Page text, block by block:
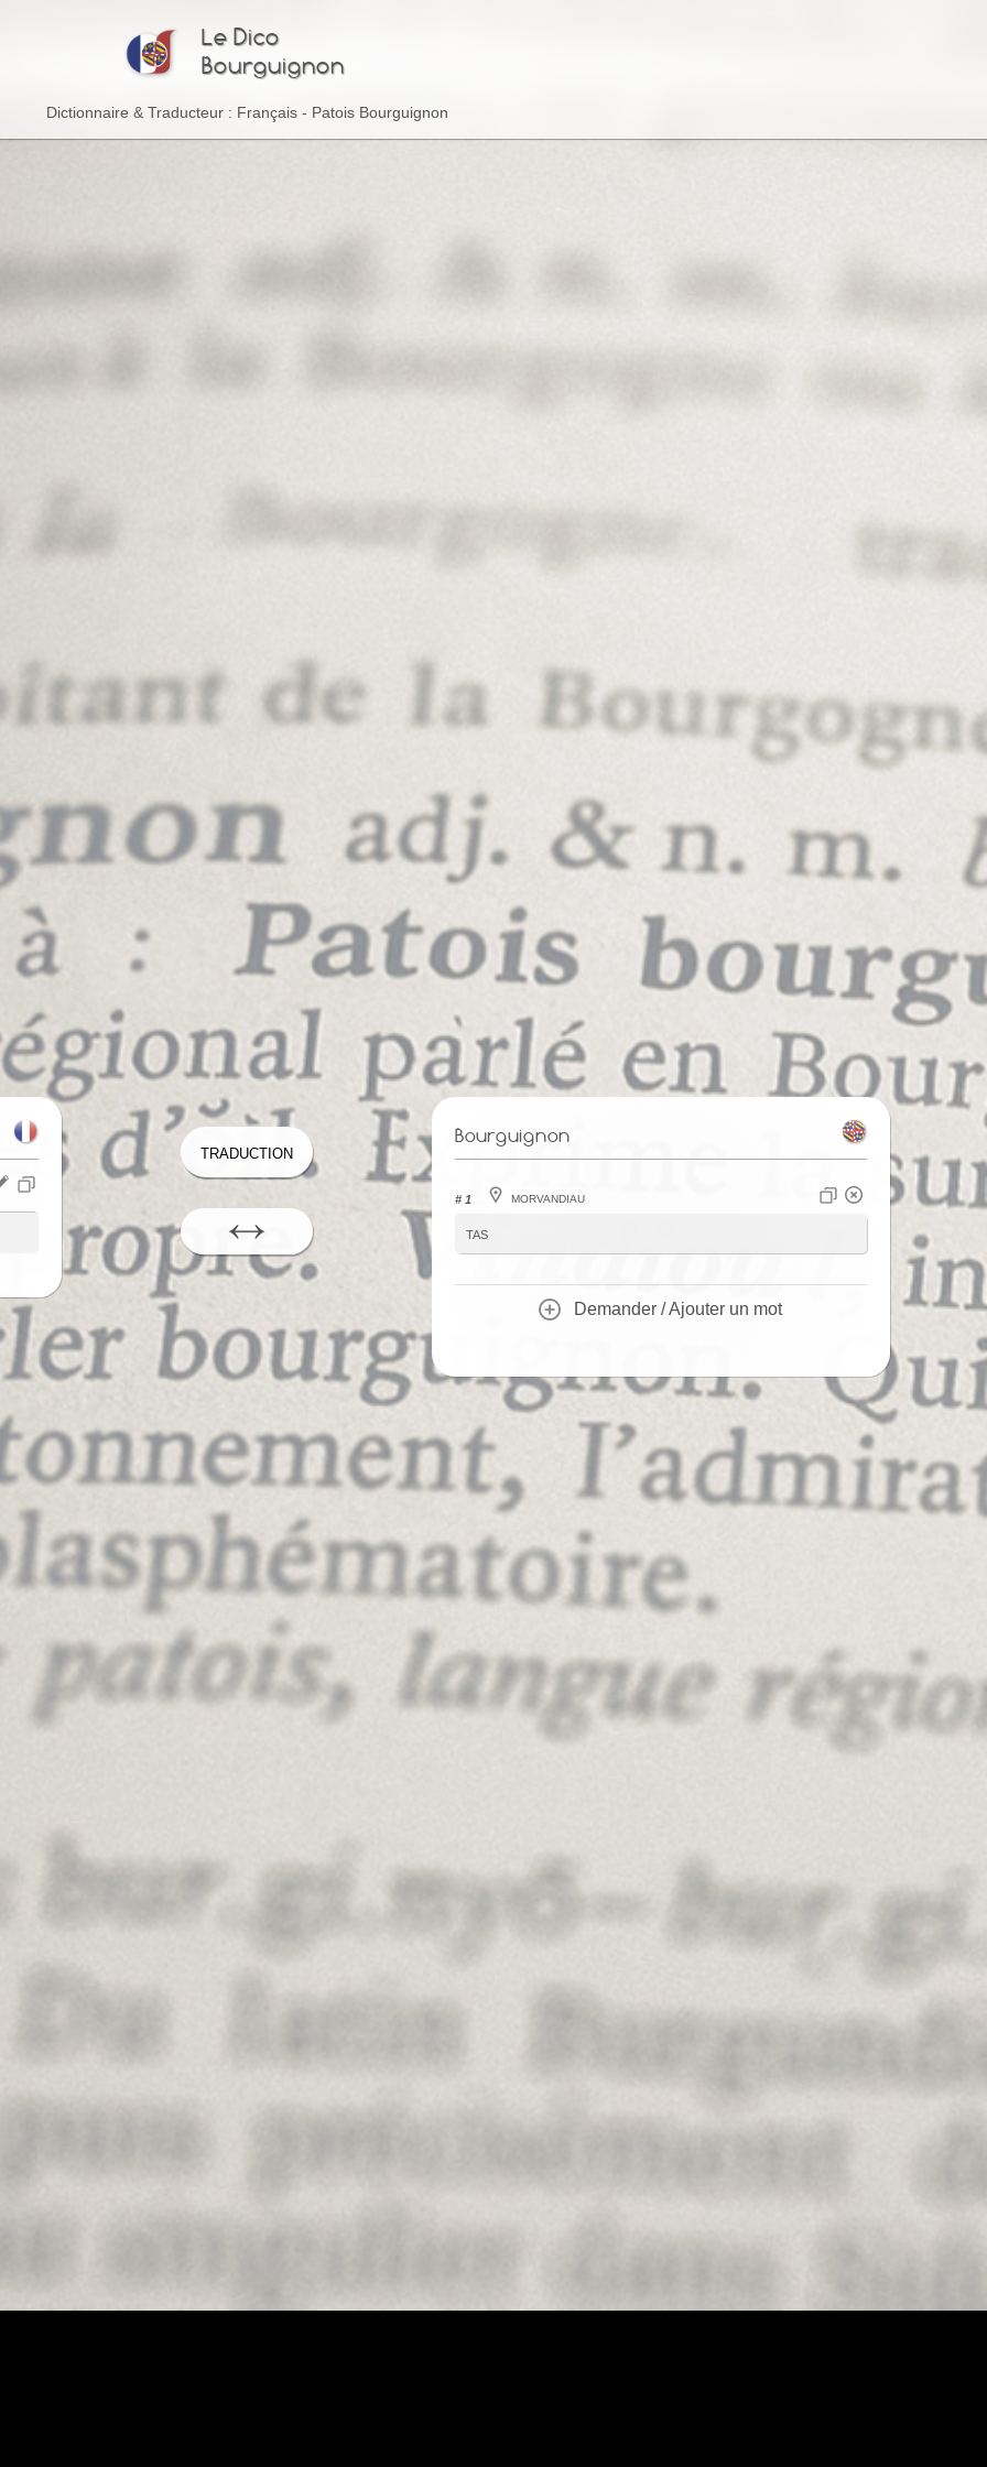
Le Dico
Bourguignon
Dictionnaire & Traducteur : Français - Patois Bourguignon
Traduction
Bourguignon
# 1 Morvandiau
tas
Demander / Ajouter un mot